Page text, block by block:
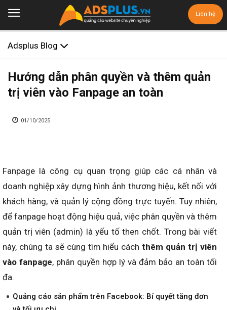
Liên hệ
Adsplus Blog
Hướng dẫn phân quyền và thêm quản
trị viên vào Fanpage an toàn
01/10/2025
Fanpage là công cụ quan trọng giúp các cá nhân và
doanh nghiệp xây dựng hình ảnh thương hiệu, kết nối với
khách hàng, và quản lý cộng đồng trực tuyến. Tuy nhiên,
để fanpage hoạt động hiệu quả, việc phân quyền và thêm
quản trị viên (admin) là yếu tố then chốt. Trong bài viết
này, chúng ta sẽ cùng tìm hiểu cáchthêm quản trị viên
vào fanpage, phân quyền hợp lý và đảm bảo an toàn tối
đa.
Quảng cáo sản phẩm trên Facebook: Bí quyết tăng đơn